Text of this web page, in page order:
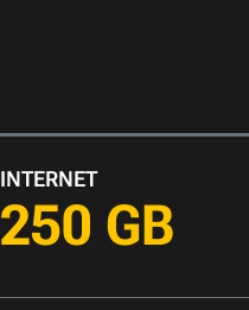
INTERNET
250 GB